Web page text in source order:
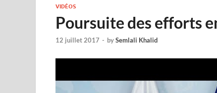
VIDÉOS
Poursuite des efforts
12 juillet 2017 - bySemlali Khalid